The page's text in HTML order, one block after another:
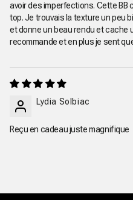
avoir des imperfections. Cette BB
top. Je trouvais la texture un peu
et donne un beau rendu et cache
recommande et en plus je sent
Lydia Solbiac
Reçu en cadeau juste magnifique